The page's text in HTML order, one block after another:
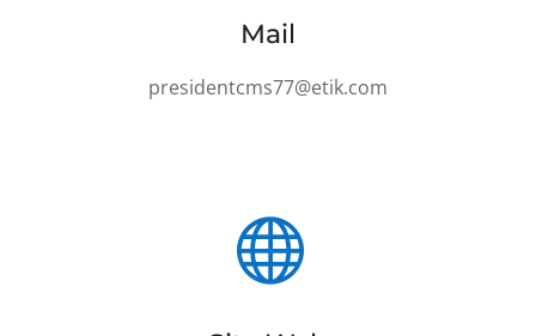
Mail
presidentcms77@etik.com
